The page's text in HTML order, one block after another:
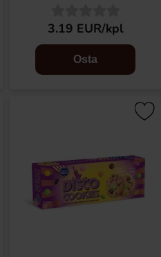
3.19 EUR/kpl
Osta